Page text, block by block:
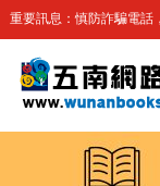
重要訊息：慎防詐騙電話